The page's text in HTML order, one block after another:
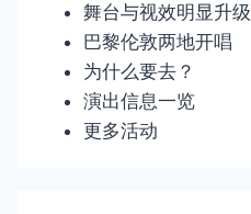
舞台与视效明显升级
巴黎伦敦两地开唱
为什么要去？
演出信息一览
更多活动